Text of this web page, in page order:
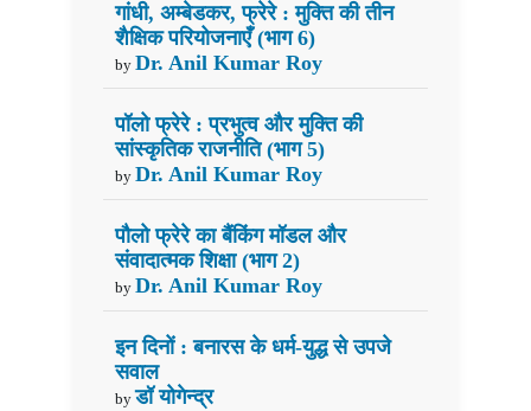
गांधी, अम्बेडकर, फ्रेरे : मुक्ति की तीन
शैक्षिक परियोजनाएँ (भाग 6)
by Dr. Anil Kumar Roy
पॉलो फ्रेरे : प्रभुत्व और मुक्ति की
सांस्कृतिक राजनीति (भाग 5)
by Dr. Anil Kumar Roy
पौलो फ्रेरे का बैंकिंग मॉडल और
संवादात्मक शिक्षा (भाग 2)
by Dr. Anil Kumar Roy
इन दिनों : बनारस के धर्म-युद्ध से उपजे
सवाल
by डॉ योगेन्द्र